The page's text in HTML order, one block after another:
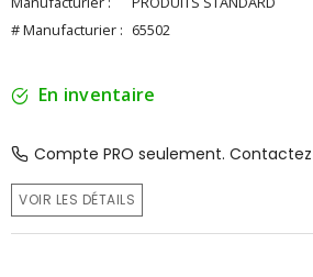
# Manufacturier : 65502
En inventaire
Compte PRO seulement.
VOIR LES DÉTAILS